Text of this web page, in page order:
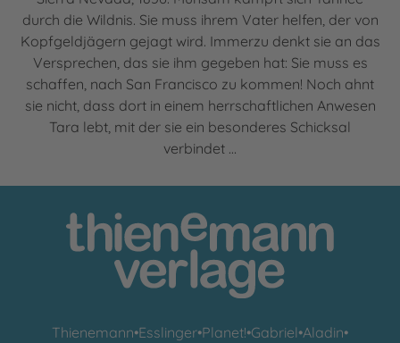
durch die Wildnis. Sie muss ihrem Vater helfen, der von
Kopfgeldjägern gejagt wird. Immerzu denkt sie an das
Versprechen, das sie ihm gegeben hat: Sie muss es
schaffen, nach San Francisco zu kommen! Noch ahnt
sie nicht, dass dort in einem herrschaftlichen Anwesen
Tara lebt, mit der sie ein besonderes Schicksal
verbindet …
Thienemann•Esslinger•Planet!•Gabriel•Aladin•